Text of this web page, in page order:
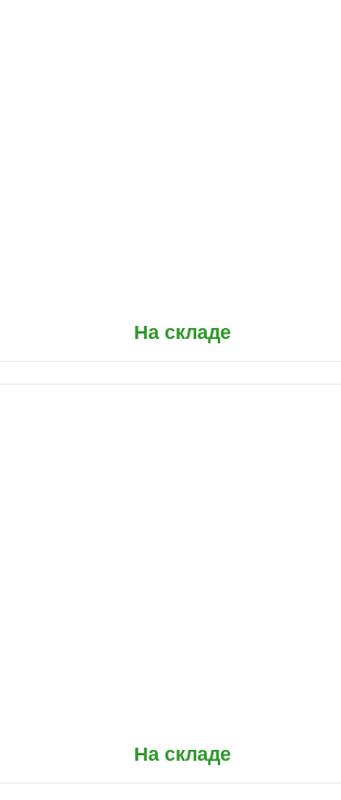
На складе
На складе